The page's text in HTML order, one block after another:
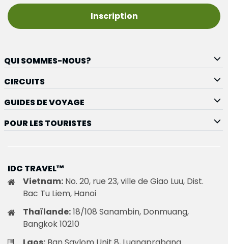
Inscription
QUI SOMMES-NOUS?
CIRCUITS
GUIDES DE VOYAGE
POUR LES TOURISTES
IDC TRAVEL™
Vietnam: No. 20, rue 23, ville de Giao Luu, Dist.
Bac Tu Liem, Hanoi
Thaïlande:18/108 Sanambin, Donmuang,
Bangkok 10210